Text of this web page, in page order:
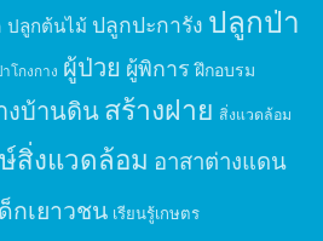
ปลูกต้นไม้ ปลูกปะการัง ปลูกป่า
โกงกาง ผู้ป่วย ผู้พิการ ฝึกอบรม
งบ้านดินสร้างฝาย สิ่งแวดล้อม
สิ่งแวดล้อม อาสาต่างแดน
กเยาวชน เรียนรู้เกษตร